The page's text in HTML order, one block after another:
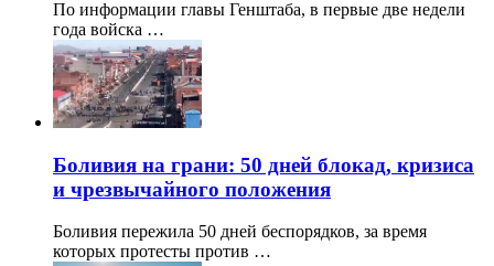
По информации главы Генштаба, в первые две недели
года войска …
Боливия на грани: 50 дней блокад, кризиса
и чрезвычайного положения
Боливия пережила 50 дней беспорядков, за время
которых протесты против …